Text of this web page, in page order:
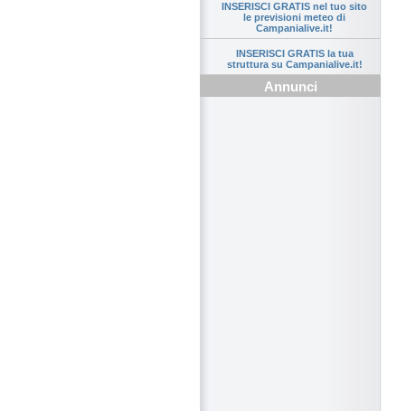
INSERISCI GRATIS nel tuo sito
le previsioni meteo di
Campanialive.it!
INSERISCI GRATIS la tua
struttura su Campanialive.it!
Annunci